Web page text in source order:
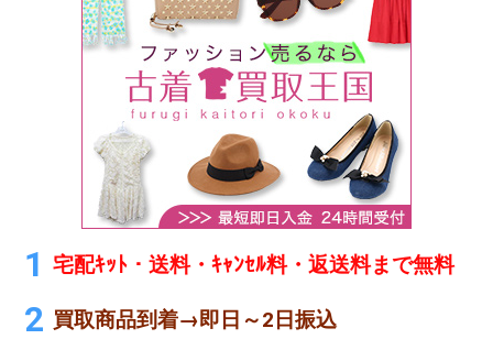
宅配ｷｯﾄ・送料・ｷｬﾝｾﾙ料・返送料まで無料
買取商品到着→即日～2日振込